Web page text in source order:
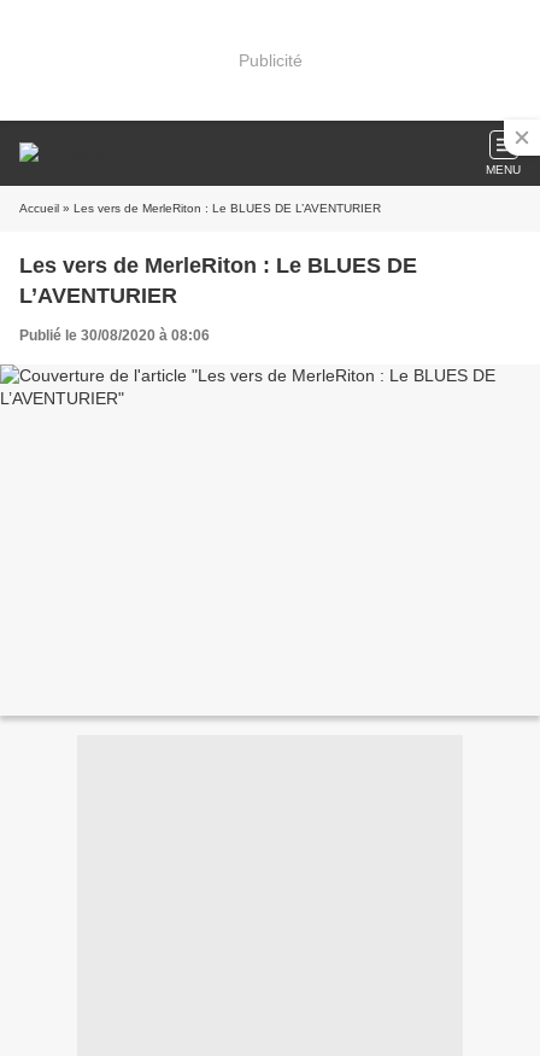
Publicité
MENU
Accueil » Les vers de MerleRiton : Le BLUES DE L’AVENTURIER
Les vers de MerleRiton : Le BLUES DE
L’AVENTURIER
Publié le 30/08/2020 à 08:06